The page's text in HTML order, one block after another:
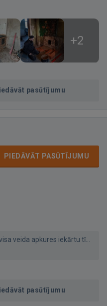
+2
pasūtījumu
PIEDĀVĀT PASŪTĪJUMU
veida apkures iekārtu tī...
pasūtījumu